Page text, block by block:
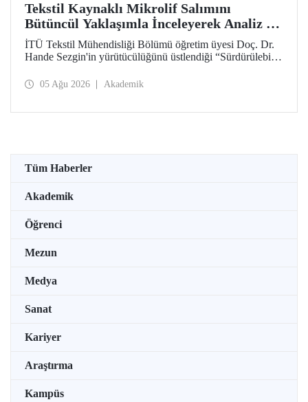
Tekstil Kaynaklı Mikrolif Salımını
Bütüncül Yaklaşımla İnceleyerek Analiz ve
Azaltım Stratejileri Geliştirecek Projeye
TÜBİTAK Desteği
İTÜ Tekstil Mühendisliği Bölümü öğretim üyesi Doç. Dr.
Hande Sezgin'in yürütücülüğünü üstlendiği “Sürdürülebilir
Koşullarına Bağlı Mikrolif Salımı: Aşınma, UV Maruziyeti
05 Ağu 2026 Akademik
Tüm Haberler
Akademik
Öğrenci
Mezun
Medya
Sanat
Kariyer
Araştırma
Kampüs